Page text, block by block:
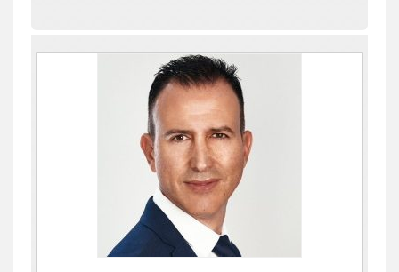
0505216700
אייל בן שושן, עורך דין פלילי
פלילי מעצרים וחקירות פשיעה חמורה
נוער רישום פלילי
0522763105
עו"ד שלומי שרון
צבאי מעצרים וחקירות